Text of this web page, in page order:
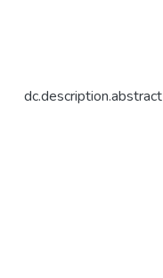
dc.description.abstract